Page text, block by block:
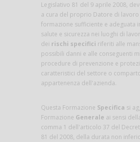
Legislativo 81 del 9 aprile 2008,
a cura del proprio Datore di lavoro
formazione sufficiente e adeguata
salute e sicurezza nei luoghi di
dei rischi specifici riferiti alle
possibili danni e alle conseguenti
procedure di prevenzione e
caratteristici del settore o
appartenenza dell'azienda.
Questa Formazione Specifica si
Formazione Generale ai sensi
comma 1 dell'articolo 37 del
81 del 2008, della durata non